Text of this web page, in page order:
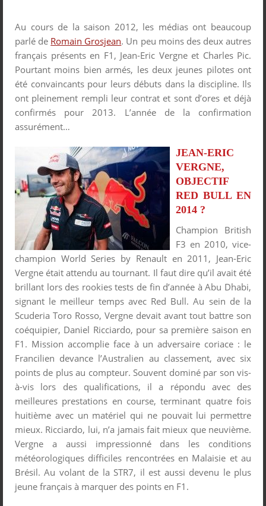
Au cours de la saison 2012, les médias ont beaucoup
parlé de Romain Grosjean. Un peu moins des deux autres
français présents en F1, Jean-Eric Vergne et Charles Pic.
Pourtant moins bien armés, les deux jeunes pilotes ont
été convaincants pour leurs débuts dans la discipline. Ils
ont pleinement rempli leur contrat et sont d’ores et déjà
confirmés pour 2013. L’année de la confirmation
assurément…
JEAN-ERIC
VERGNE,
OBJECTIF
RED BULL EN
2014 ?
Champion British
F3 en 2010, vice-
champion World Series by Renault en 2011, Jean-Eric
Vergne était attendu au tournant. Il faut dire qu’il avait été
brillant lors des rookies tests de fin d’année à Abu Dhabi,
signant le meilleur temps avec Red Bull. Au sein de la
Scuderia Toro Rosso, Vergne devait avant tout battre son
coéquipier, Daniel Ricciardo, pour sa première saison en
F1. Mission accomplie face à un adversaire coriace : le
Francilien devance l’Australien au classement, avec six
points de plus au compteur. Souvent dominé par son vis-
à-vis lors des qualifications, il a répondu avec des
meilleures prestations en course, terminant quatre fois
huitième avec un matériel qui ne pouvait lui permettre
mieux. Ricciardo, lui, n’a jamais fait mieux que neuvième.
Vergne a aussi impressionné dans les conditions
météorologiques difficiles rencontrées en Malaisie et au
Brésil. Au volant de la STR7, il est aussi devenu le plus
jeune français à marquer des points en F1.